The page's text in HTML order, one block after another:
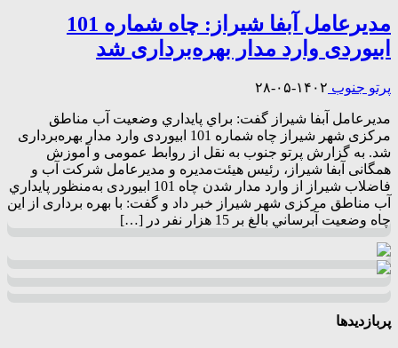
مدیرعامل آبفا شيراز: چاه شماره 101
ابیوردی وارد مدار بهره‌برداری شد
پرتو جنوب ۱۴۰۲-۰۵-۲۸
مدیرعامل آبفا شيراز گفت: براي پايداري وضعيت آب مناطق
مرکزی شهر شیراز چاه شماره 101 ابیوردی وارد مدار بهره‌برداری
شد. به گزارش پرتو جنوب به نقل از روابط عمومی و آموزش
همگانی آبفا شیراز، رئیس هیئت‌مدیره و مدیرعامل شرکت آب و
فاضلاب شیراز از وارد مدار شدن چاه 101 ابیوردی به‌منظور پايداري
آب مناطق مرکزی شهر شیراز خبر داد و گفت: با بهره برداری از اين
چاه وضعيت آبرساني بالغ‌ بر 15 هزار نفر در […]
پربازدیدها